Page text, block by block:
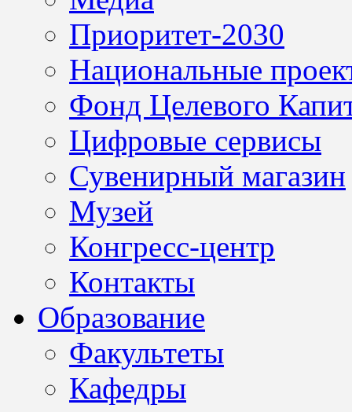
Приоритет-2030
Национальные
Фонд Целевого
Цифровые сервисы
Сувенирный магазин
Музей
Конгресс-центр
Контакты
Образование
Факультеты
Кафедры